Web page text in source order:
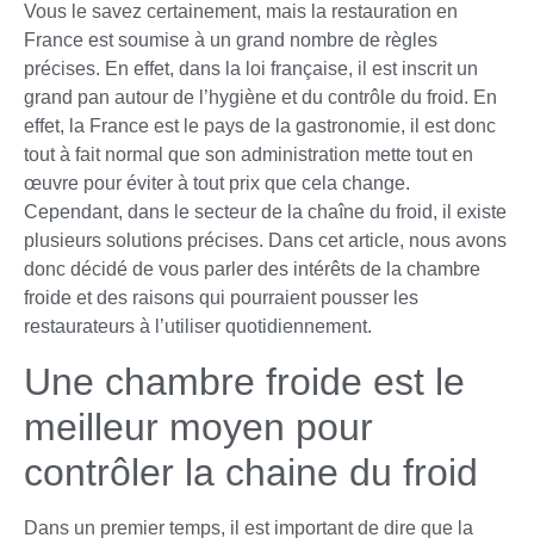
Vous le savez certainement, mais la restauration en
France est soumise à un grand nombre de règles
précises. En effet, dans la loi française, il est inscrit un
grand pan autour de l’hygiène et du contrôle du froid. En
effet, la France est le pays de la gastronomie, il est donc
tout à fait normal que son administration mette tout en
œuvre pour éviter à tout prix que cela change.
Cependant, dans le secteur de la chaîne du froid, il existe
plusieurs solutions précises. Dans cet article, nous avons
donc décidé de vous parler des intérêts de la chambre
froide et des raisons qui pourraient pousser les
restaurateurs à l’utiliser quotidiennement.
Une chambre froide est le
meilleur moyen pour
contrôler la chaine du froid
Dans un premier temps, il est important de dire que la